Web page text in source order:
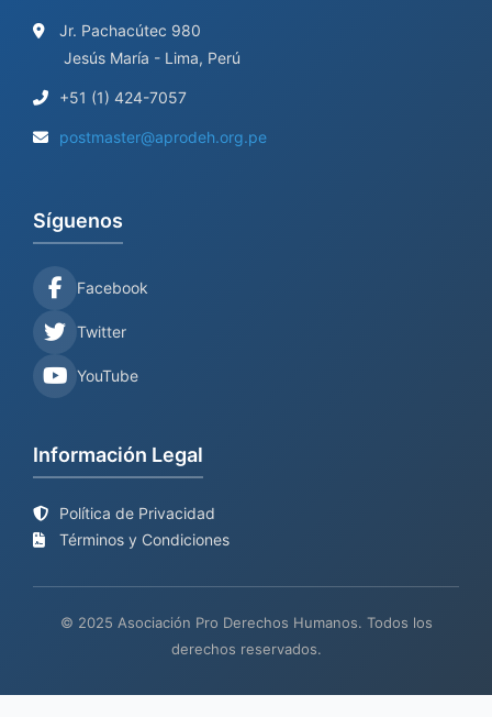
Jr. Pachacútec 980
Jesús María - Lima, Perú
+51 (1) 424-7057
postmaster@aprodeh.org.pe
Síguenos
Facebook
Twitter
YouTube
Información Legal
Política de Privacidad
Términos y Condiciones
© 2025 Asociación Pro Derechos Humanos. Todos los
derechos reservados.